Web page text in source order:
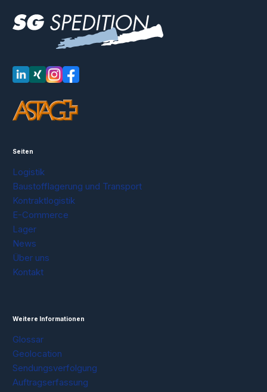
LinkedIn
XINGInstagramFacebook
Seiten
Logistik
Baustofflagerung und Transport
Kontraktlogistik
E-Commerce
Lager
News
Über uns
Kontakt
Weitere Informationen
Glossar
Geolocation
Sendungsverfolgung
Auftragserfassung